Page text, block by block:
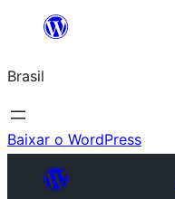
o
conteúdo
Brasil
Baixar o WordPress